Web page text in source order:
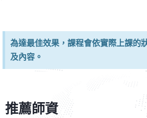
為達最佳效果，課程會依實際上課的
及內容。
推薦師資